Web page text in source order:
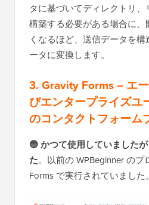
タに基づいてディレクトリ
構築する必要がある場合に
くなるほど、送信データを
ータに変換します。
3. Gravity Forms – エ
びエンタープライズユ
のコンタクトフォーム
🔵 かつて使用していました
た。以前の WPBeginner のプ
Forms で実行されていました。